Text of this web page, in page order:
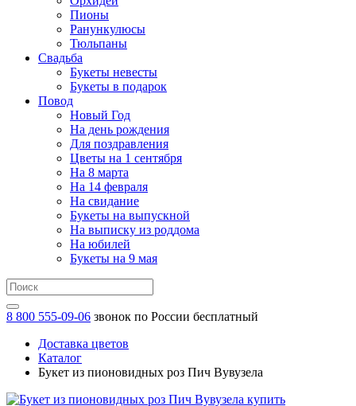
Пионы
Ранункулюсы
Тюльпаны
Свадьба
Букеты невесты
Букеты в подарок
Повод
Новый Год
На день рождения
Для поздравления
Цветы на 1 сентября
На 8 марта
На 14 февраля
На свидание
Букеты на выпускной
На выписку из роддома
На юбилей
Букеты на 9 мая
8 800 555-09-06 звонок по России бесплатный
Доставка цветов
Каталог
Букет из пионовидных роз Пич Вувузела